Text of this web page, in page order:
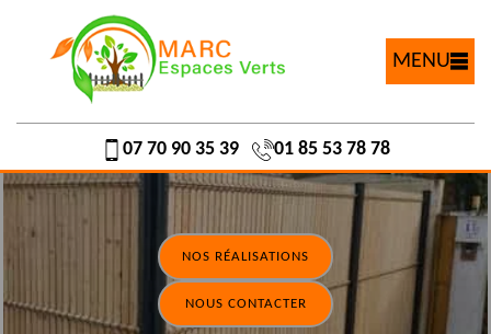
MENU
07 70 90 35 39 01 85 53 78 78
NOS RÉALISATIONS
NOUS CONTACTER